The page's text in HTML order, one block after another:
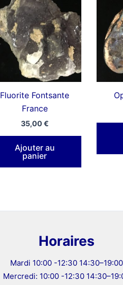
Fluorite Fontsante
France
35,00€
Ajouter au
panier
Horaires
Mardi 10:00 -12:30 14:30–19:00
Mercredi: 10:00 -12:30